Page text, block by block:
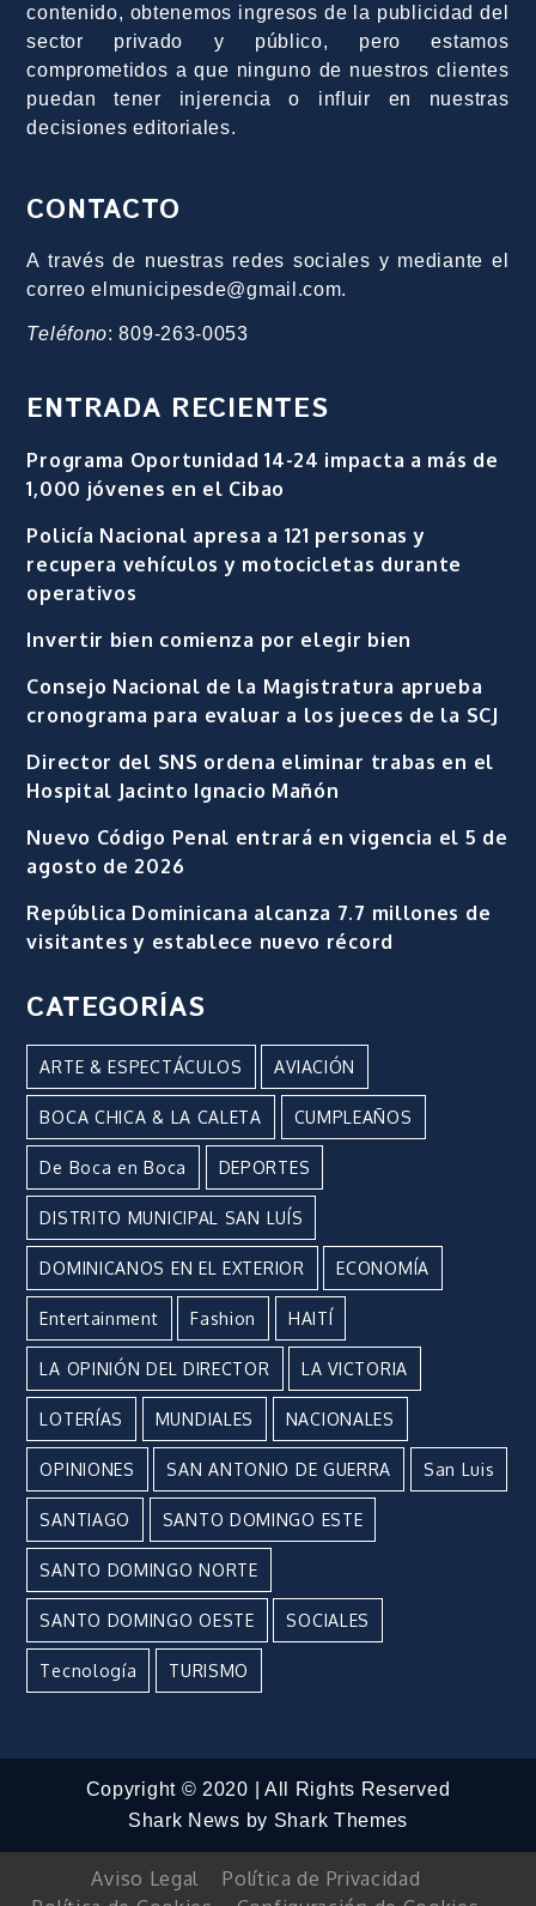
contenido, obtenemos ingresos de la publicidad del
sector privado y público, pero estamos
comprometidos a que ninguno de nuestros clientes
puedan tener injerencia o influir en nuestras
decisiones editoriales.
CONTACTO
A través de nuestras redes sociales y mediante el
correo elmunicipesde@gmail.com.
Teléfono: 809-263-0053
ENTRADA RECIENTES
Programa Oportunidad 14-24 impacta a más de
1,000 jóvenes en el Cibao
Policía Nacional apresa a 121 personas y
recupera vehículos y motocicletas durante
operativos
Invertir bien comienza por elegir bien
Consejo Nacional de la Magistratura aprueba
cronograma para evaluar a los jueces de la SCJ
Director del SNS ordena eliminar trabas en el
Hospital Jacinto Ignacio Mañón
Nuevo Código Penal entrará en vigencia el 5 de
agosto de 2026
República Dominicana alcanza 7.7 millones de
visitantes y establece nuevo récord
CATEGORÍAS
ARTE & ESPECTÁCULOS AVIACIÓN
BOCA CHICA & LA CALETA CUMPLEAÑOS
De Boca en Boca DEPORTES
DISTRITO MUNICIPAL SAN LUÍS
DOMINICANOS EN EL EXTERIOR ECONOMÍA
Entertainment Fashion HAITÍ
LA OPINIÓN DEL DIRECTOR LA VICTORIA
LOTERÍAS MUNDIALES NACIONALES
OPINIONES SAN ANTONIO DE GUERRA San Luis
SANTIAGO SANTO DOMINGO ESTE
SANTO DOMINGO NORTE
SANTO DOMINGO OESTE SOCIALES
Tecnología TURISMO
Copyright © 2020 | All Rights Reserved
Shark News by Shark Themes
Aviso Legal
Política de Privacidad